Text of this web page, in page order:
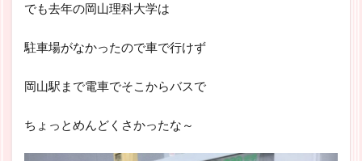
でも去年の岡山理科大学は
駐車場がなかったので車で行けず
岡山駅まで電車でそこからバスで
ちょっとめんどくさかったな～